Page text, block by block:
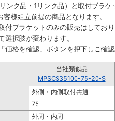
ンク品・1リンク品）と取付ブラ
様組立前提の商品となります。
付ブラケットのみの販売はしてお
選択肢が変わります。
価格を確認」ボタンを押下しご確
当社類似品
MPSCS35100-75-20-S
外側・内側取付共通
75
外周・内周